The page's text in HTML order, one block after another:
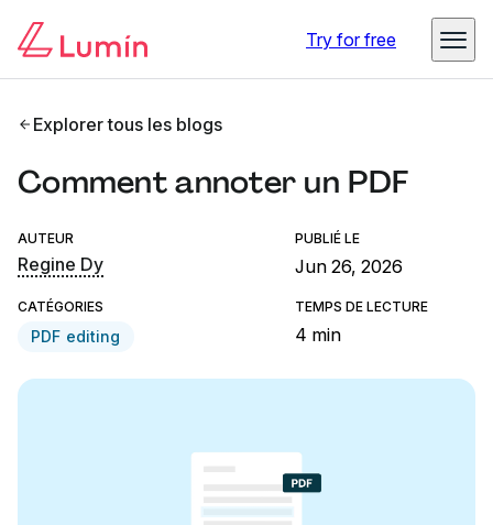
Try for free
Explorer tous les blogs
Comment annoter un PDF
AUTEUR
Regine Dy
PUBLIÉ LE
Jun 26, 2026
CATÉGORIES
PDF editing
TEMPS DE LECTURE
4 min